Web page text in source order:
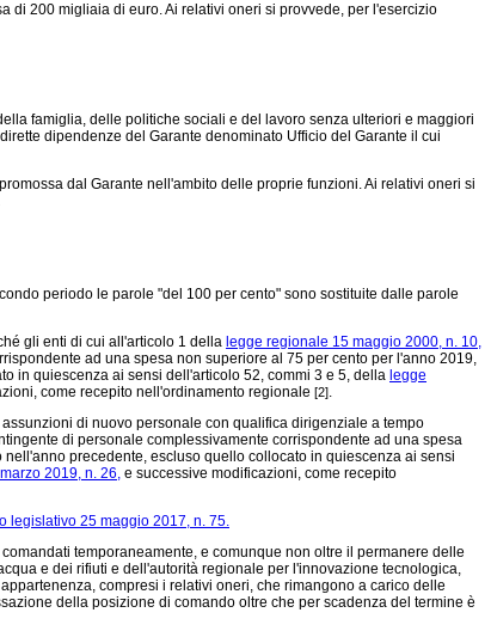
di 200 migliaia di euro. Ai relativi oneri si provvede, per l'esercizio
famiglia, delle politiche sociali e del lavoro senza ulteriori e maggiori
dipendenze del Garante denominato Ufficio del Garante il cui
dal Garante nell'ambito delle proprie funzioni. Ai relativi oneri si
periodo le parole "del 100 per cento" sono sostituite dalle parole
gli enti di cui all'articolo 1 della legge regionale 15 maggio 2000, n. 10,
ad una spesa non superiore al 75 per cento per l'anno 2019,
in quiescenza ai sensi dell'articolo 52, commi 3 e 5, della legge
come recepito nell'ordinamento regionale [2].
di nuovo personale con qualifica dirigenziale a tempo
di personale complessivamente corrispondente ad una spesa
precedente, escluso quello collocato in quiescenza ai sensi
2019, n. 26, e successive modificazioni, come recepito
legislativo 25 maggio 2017, n. 75.
temporaneamente, e comunque non oltre il permanere delle
e dei rifiuti e dell'autorità regionale per l'innovazione tecnologica,
compresi i relativi oneri, che rimangono a carico delle
della posizione di comando oltre che per scadenza del termine è